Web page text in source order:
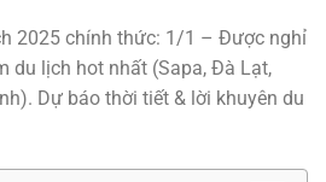
2025 chính thức: 1/1 – Được nghỉ
du lịch hot nhất (Sapa, Đà Lạt,
Dự báo thời tiết & lời khuyên du